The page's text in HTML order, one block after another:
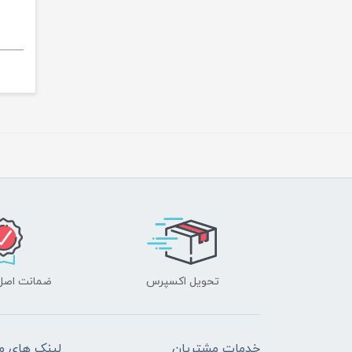
تحویل اکسپرس ضمانت
خدمات مشتریان لینک های